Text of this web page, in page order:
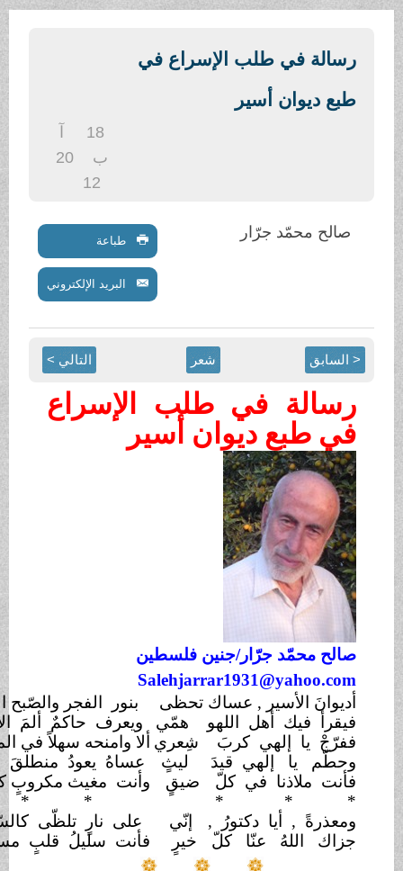
في طلب الإسراع في
ديوان أسير
20
صالح محمّد جرّار طباعة
البريد الإلكتروني
السابق
في طلب الإسراع
طبع ديوان أسير
محمّد جرّار/جنين فلسطين
الأسير , عساك تحظى
فيك أهل اللهو
همّي
يا إلهي كربَ
شِعري
يا إلهي قيدَ
ليثٍ
ملاذنا في كلّ ضيقٍ
*
, أيا دكتورُ ,
إنّي
اللهُ عنّا كلّ
خيرٍ
بنور الفجر والصّبح المنير !
ويعرف حاكمٌ ألمَ الأسيرِ!
ألا وامنحه سهلاً في المسير !
عساهُ يعودُ منطلقَ الزّئير
وأنت مغيث مكروبٍ كسير !
* *
*
على نارٍ تلظّى كالسّعير !
فأنت سليلُ قلبٍ مستنيرِ !